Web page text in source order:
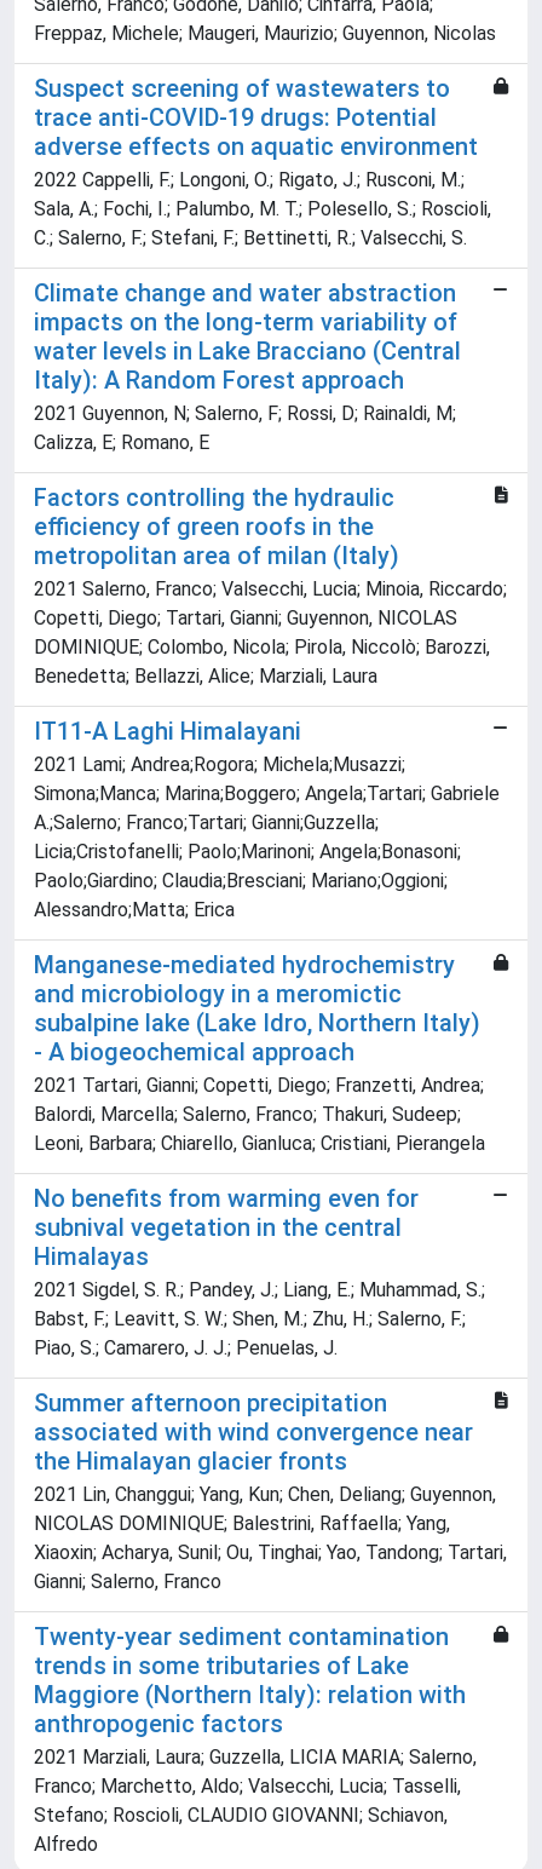
Salerno, Franco; Godone, Danilo; Cinfarra, Paola;
Freppaz, Michele; Maugeri, Maurizio; Guyennon, Nicolas
Suspect screening of wastewaters to
trace anti-COVID-19 drugs: Potential
adverse effects on aquatic environment
2022 Cappelli, F.; Longoni, O.; Rigato, J.; Rusconi, M.;
Sala, A.; Fochi, I.; Palumbo, M. T.; Polesello, S.; Roscioli,
C.; Salerno, F.; Stefani, F.; Bettinetti, R.; Valsecchi, S.
Climate change and water abstraction
impacts on the long-term variability of
water levels in Lake Bracciano (Central
Italy): A Random Forest approach
2021 Guyennon, N; Salerno, F; Rossi, D; Rainaldi, M;
Calizza, E; Romano, E
Factors controlling the hydraulic
efficiency of green roofs in the
metropolitan area of milan (Italy)
2021 Salerno, Franco; Valsecchi, Lucia; Minoia, Riccardo;
Copetti, Diego; Tartari, Gianni; Guyennon, NICOLAS
DOMINIQUE; Colombo, Nicola; Pirola, Niccolò; Barozzi,
Benedetta; Bellazzi, Alice; Marziali, Laura
IT11-A Laghi Himalayani
2021 Lami; Andrea;Rogora; Michela;Musazzi;
Simona;Manca; Marina;Boggero; Angela;Tartari; Gabriele
A.;Salerno; Franco;Tartari; Gianni;Guzzella;
Licia;Cristofanelli; Paolo;Marinoni; Angela;Bonasoni;
Paolo;Giardino; Claudia;Bresciani; Mariano;Oggioni;
Alessandro;Matta; Erica
Manganese-mediated hydrochemistry
and microbiology in a meromictic
subalpine lake (Lake Idro, Northern Italy)
- A biogeochemical approach
2021 Tartari, Gianni; Copetti, Diego; Franzetti, Andrea;
Balordi, Marcella; Salerno, Franco; Thakuri, Sudeep;
Leoni, Barbara; Chiarello, Gianluca; Cristiani, Pierangela
No benefits from warming even for
subnival vegetation in the central
Himalayas
2021 Sigdel, S. R.; Pandey, J.; Liang, E.; Muhammad, S.;
Babst, F.; Leavitt, S. W.; Shen, M.; Zhu, H.; Salerno, F.;
Piao, S.; Camarero, J. J.; Penuelas, J.
Summer afternoon precipitation
associated with wind convergence near
the Himalayan glacier fronts
2021 Lin, Changgui; Yang, Kun; Chen, Deliang; Guyennon,
NICOLAS DOMINIQUE; Balestrini, Raffaella; Yang,
Xiaoxin; Acharya, Sunil; Ou, Tinghai; Yao, Tandong; Tartari,
Gianni; Salerno, Franco
Twenty-year sediment contamination
trends in some tributaries of Lake
Maggiore (Northern Italy): relation with
anthropogenic factors
2021 Marziali, Laura; Guzzella, LICIA MARIA; Salerno,
Franco; Marchetto, Aldo; Valsecchi, Lucia; Tasselli,
Stefano; Roscioli, CLAUDIO GIOVANNI; Schiavon,
Alfredo